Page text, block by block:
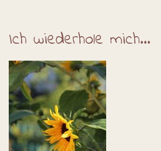
Ich wiederhole mich...